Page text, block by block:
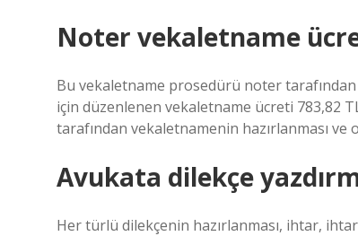
Noter vekaletname
Bu vekaletname prosedürü noter tarafından
için düzenlenen vekaletname ücreti 783,82
tarafından vekaletnamenin hazırlanması ve
Avukata dilekçe
Her türlü dilekçenin hazırlanması, ihtar,